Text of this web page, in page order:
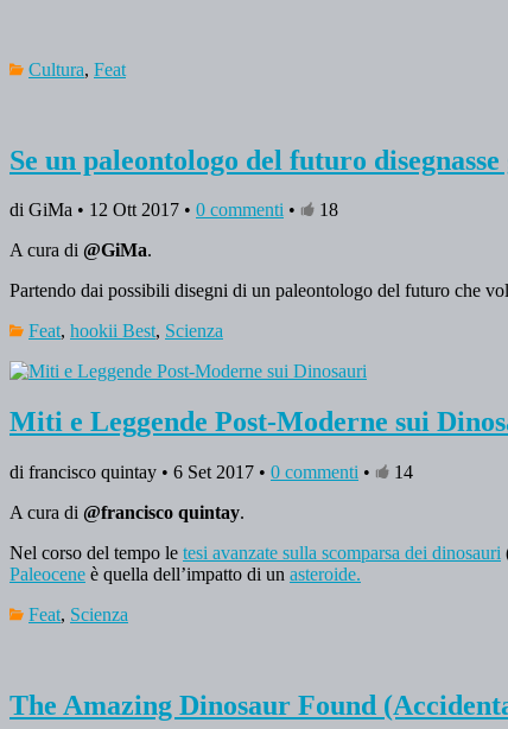
Cultura, Feat
Se un paleontologo del futuro
di GiMa • 12 Ott 2017 • 0 commenti •
18
A cura di @GiMa.
Partendo dai possibili disegni di un paleontologo del futuro che
Feat, hookii Best, Scienza
Miti e Leggende Post-Moderne sui
di francisco quintay • 6 Set 2017 • 0 commenti •
14
A cura di @francisco quintay.
Nel corso del tempo le tesi avanzate sulla scomparsa dei dinosauri
Paleocene è quella dell’impatto di un asteroide.
Feat, Scienza
The Amazing Dinosaur Found